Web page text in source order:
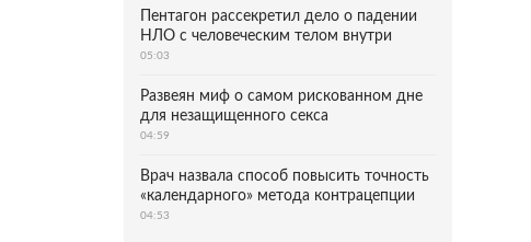
Пентагон рассекретил дело о падении
НЛО с человеческим телом внутри
05:03
Развеян миф о самом рискованном дне
для незащищенного секса
04:59
Врач назвала способ повысить точность
«календарного» метода контрацепции
04:53